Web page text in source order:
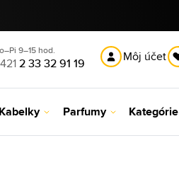
9–15 hod.
2 33 32 91 19 Môj účet
Kabelky Parfumy Kategórie